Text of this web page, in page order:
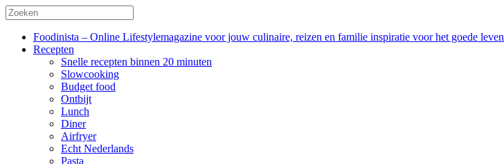
Foodinista – Online Lifestylemagazine voor jouw culinaire, reizen en familie inspiratie voor het goede leven
Recepten
Snelle recepten binnen 20 minuten
Slowcooking
Budget food
Ontbijt
Lunch
Diner
Airfryer
Echt Nederlands
Pasta